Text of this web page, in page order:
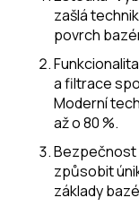
zašlá
povrch
a filtrace
Moderní
až o 80 %.
Bezpečnost
způsobit
základy